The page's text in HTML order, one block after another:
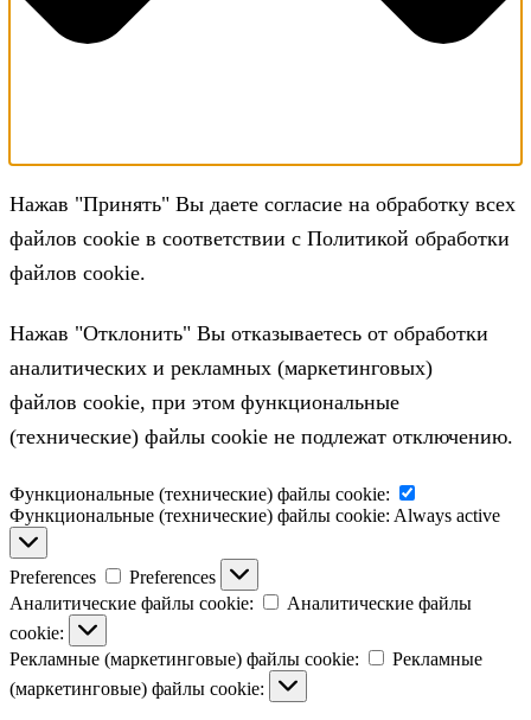
Нажав "Принять" Вы даете согласие на обработку всех
файлов cookie в соответствии с Политикой обработки
файлов cookie.
Нажав "Отклонить" Вы отказываетесь от обработки
аналитических и рекламных (маркетинговых)
файлов cookie, при этом функциональные
(технические) файлы cookie не подлежат отключению.
Функциональные (технические) файлы cookie:
Функциональные (технические) файлы cookie: Always active
Preferences
Preferences
Аналитические файлы cookie:
Аналитические файлы
cookie:
Рекламные (маркетинговые) файлы cookie:
Рекламные
(маркетинговые) файлы cookie: